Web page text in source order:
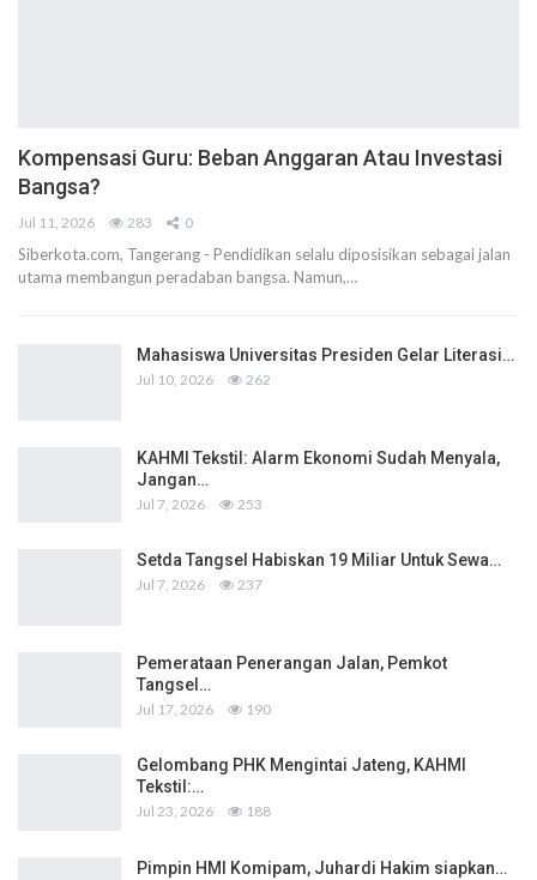
Kompensasi Guru: Beban Anggaran Atau Investasi
Bangsa?
Jul 11, 2026 283 0
Siberkota.com, Tangerang - Pendidikan selalu diposisikan sebagai jalan
utama membangun peradaban bangsa. Namun,…
Mahasiswa Universitas Presiden Gelar Literasi…
Jul 10, 2026 262
KAHMI Tekstil: Alarm Ekonomi Sudah Menyala,
Jangan…
Jul 7, 2026 253
Setda Tangsel Habiskan 19 Miliar Untuk Sewa…
Jul 7, 2026 237
Pemerataan Penerangan Jalan, Pemkot
Tangsel…
Jul 17, 2026 190
Gelombang PHK Mengintai Jateng, KAHMI
Tekstil:…
Jul 23, 2026 188
Pimpin HMI Komipam, Juhardi Hakim siapkan…